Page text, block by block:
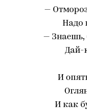
—
Надо
— Знаешь,
Дай-
И
И как